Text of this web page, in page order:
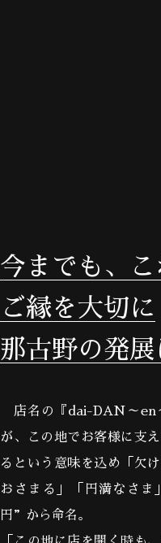
今までも、こ
ご縁を大切に
那古野の発
店名の『dai-DAN～en
が、この地でお客様に支
るという意味を込め「欠
おさまる」「円満なさ
円”から命名。